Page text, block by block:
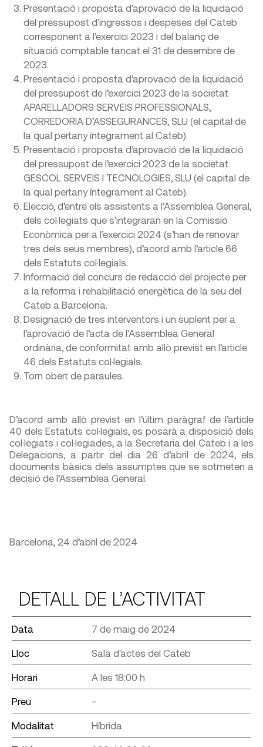
Presentació i proposta d’aprovació de la liquidació
del pressupost d’ingressos i despeses del Cateb
corresponent a l’exercici 2023 i del balanç de
situació comptable tancat el 31 de desembre de
2023.
Presentació i proposta d’aprovació de la liquidació
del pressupost de l’exercici 2023 de la societat
APARELLADORS SERVEIS PROFESSIONALS,
CORREDORIA D’ASSEGURANCES, SLU (el capital de
la qual pertany íntegrament al Cateb).
Presentació i proposta d’aprovació de la liquidació
del pressupost de l’exercici 2023 de la societat
GESCOL SERVEIS I TECNOLOGIES, SLU (el capital de
la qual pertany íntegrament al Cateb).
Elecció, d’entre els assistents a l’Assemblea General,
dels col·legiats que s’integraran en la Comissió
Econòmica per a l’exercici 2024 (s’han de renovar
tres dels seus membres), d’acord amb l’article 66
dels Estatuts col·legials.
Informació del concurs de redacció del projecte per
a la reforma i rehabilitació energètica de la seu del
Cateb a Barcelona.
Designació de tres interventors i un suplent per a
l’aprovació de l’acta de l’Assemblea General
ordinària, de conformitat amb allò previst en l’article
46 dels Estatuts col·legials.
Torn obert de paraules.
D’acord amb allò previst en l’últim paràgraf de l’article
40 dels Estatuts col·legials, es posarà a disposició dels
col·legiats i col·legiades, a la Secretaria del Cateb i a les
Delegacions, a partir del dia 26 d’abril de 2024, els
documents bàsics dels assumptes que se sotmeten a
decisió de l’Assemblea General.
Barcelona, 24 d’abril de 2024
DETALL DE L’ACTIVITAT
Data 7 de maig de 2024
Lloc Sala d'actes del Cateb
Horari A les 18:00 h
Preu -
Modalitat Híbrida